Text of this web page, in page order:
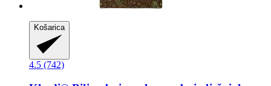
Košarica
4.5 (742)